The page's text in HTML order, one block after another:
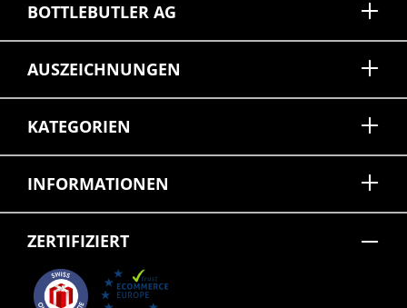
BOTTLEBUTLER AG
AUSZEICHNUNGEN
KATEGORIEN
INFORMATIONEN
ZERTIFIZIERT